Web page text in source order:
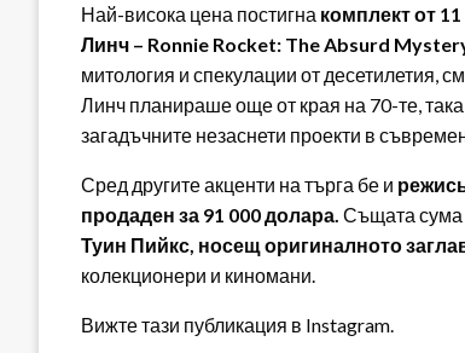
Най-висока цена постигна комплект от
Линч – Ronnie Rocket: The Absurd
митология и спекулации от десетилетия,
Линч планираше още от края на 70-те,
загадъчните незаснети проекти в
Сред другите акценти на търга бе и
продаден за 91 000 долара. Същата сума
Туин Пийкс, носещ оригиналното
колекционери и киномани.
Вижте тази публикация в Instagram.